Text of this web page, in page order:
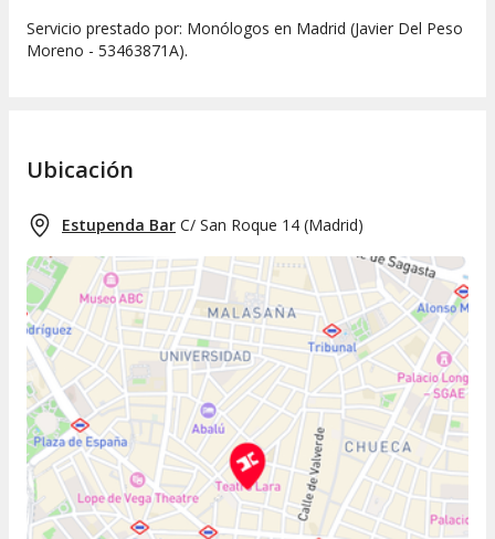
Servicio prestado por: Monólogos en Madrid (Javier Del Peso
Moreno - 53463871A).
Ubicación
Estupenda Bar C/ San Roque 14 (Madrid)